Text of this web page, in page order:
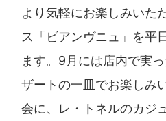
より気軽にお楽しみいた
ス「ビアンヴニュ」を平
ます。9月には店内で実
ザートの一皿でお楽しみ
会に、レ・トネルのカジ